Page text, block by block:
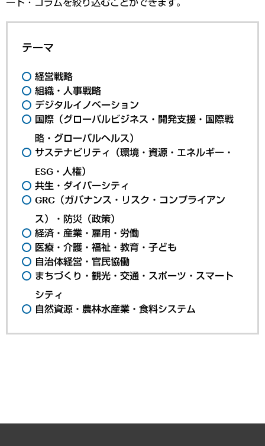
テーマ
経営戦略
組織・人事戦略
デジタルイノベーション
国際（グローバルビジネス・開発支援・国際戦
略・グローバルヘルス）
サステナビリティ（環境・資源・エネルギー・
ESG・人権）
共生・ダイバーシティ
GRC（ガバナンス・リスク・コンプライアン
ス）・防災（政策）
経済・産業・雇用・労働
医療・介護・福祉・教育・子ども
自治体経営・官民協働
まちづくり・観光・交通・スポーツ・スマート
シティ
自然資源・農林水産業・食料システム